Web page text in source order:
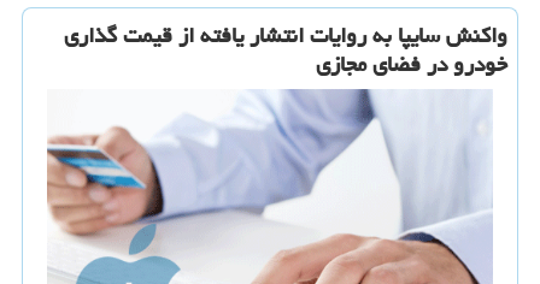
واكنش سایپا به روایات انتشار یافته از قیمت گذاری
خودرو در فضای مجازی